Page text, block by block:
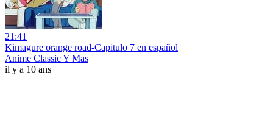
21:41
Kimagure orange road-Capitulo 7 en español
Anime Classic Y Mas
il y a 10 ans